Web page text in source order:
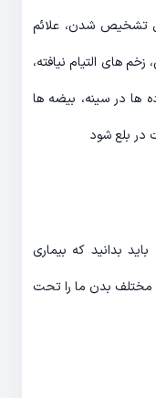
تشخیص شدن، علائم
های التیام نیافته،
ها در سینه، بیضه ها
در بلع شود
بدانید که بیماری
مختلف بدن ما را تحت